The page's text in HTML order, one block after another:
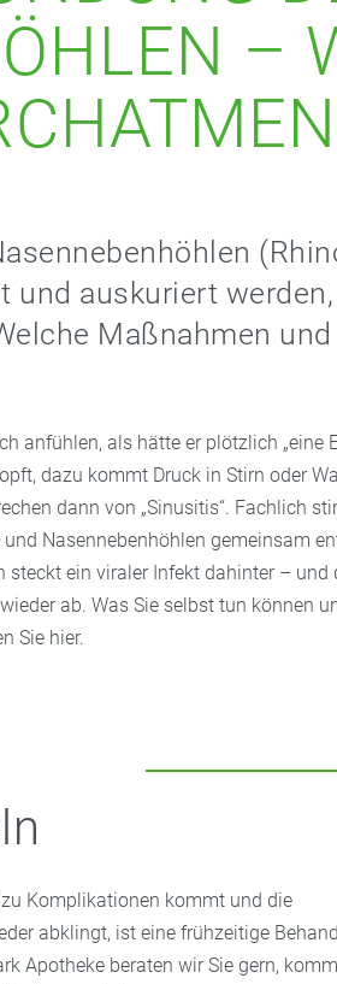
–
und auskuriert
Maßnahmen und
anfühlen, als hätte er plötzlich „eine
dazu kommt Druck in Stirn oder
dann von „Sinusitis“. Fachlich
Nasennebenhöhlen gemeinsam
steckt ein viraler Infekt dahinter – und
ab. Was Sie selbst tun können
Sie hier.
Komplikationen kommt und die
abklingt, ist eine frühzeitige
Apotheke beraten wir Sie gern,